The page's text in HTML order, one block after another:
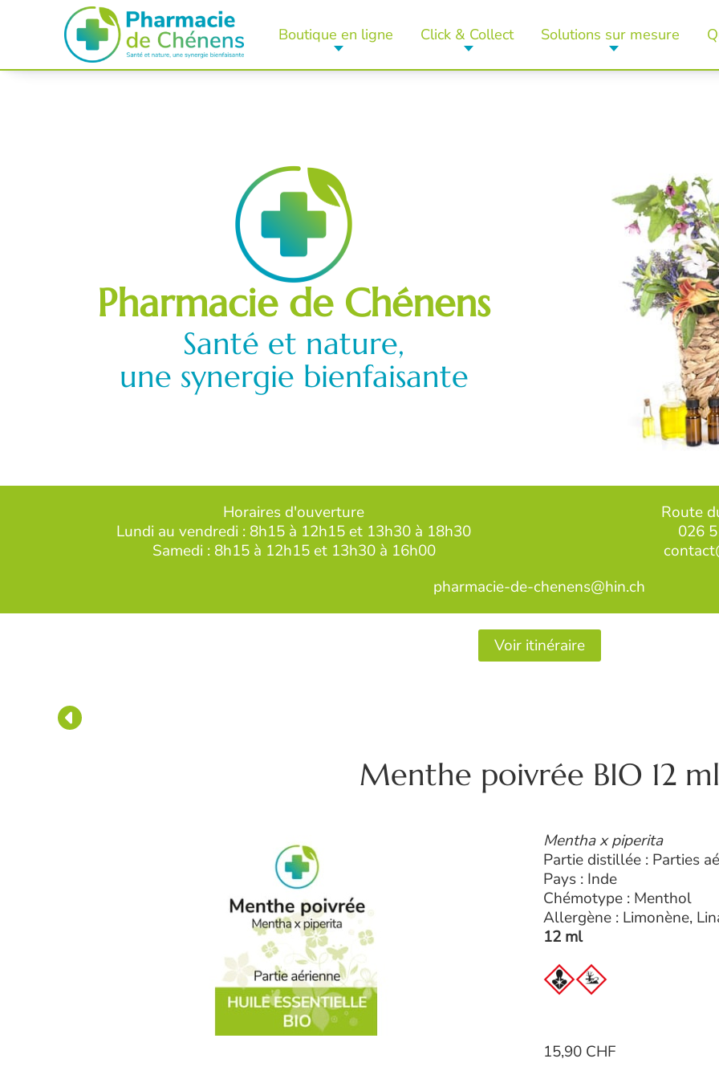
Boutique en ligne Click & Collect Solutions sur mesure
Pharmacie de Chénens
Santé et nature,
une synergie bienfaisante
Horaires d'ouverture
Lundi au vendredi : 8h15 à 12h15 et 13h30 à 18h30
Samedi : 8h15 à 12h15 et 13h30 à 16h00
Route
026
pharmacie-de-chenens@hin.ch
Voir itinéraire
Menthe poivrée BIO 12 ml
Mentha x piperita
Partie distillée : Parties
Pays : Inde
Chémotype : Menthol
Allergène : Limonène,
12 ml
15,90 CHF